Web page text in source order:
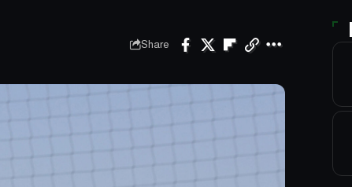
Share